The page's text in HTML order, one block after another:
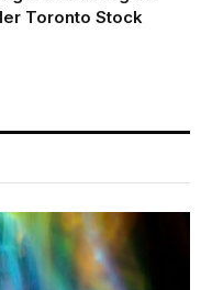
Toronto Stock